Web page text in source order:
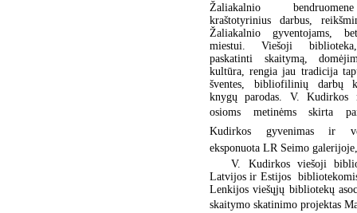
Žaliakalnio
kraštotyrinius darbus,
Žaliakalnio gyventojams,
miestui. Viešoji
paskatinti skaitymą,
kultūra, rengia jau tradicija
šventes, bibliofilinių darbų
knygų parodas. V. Kudirkos
osioms metinėms skirta
Kudirkos gyvenimas ir
eksponuota LR Seimo
V. Kudirkos viešoji
Latvijos ir Estijos
Lenkijos viešųjų bibliotekų
skaitymo skatinimo projektas